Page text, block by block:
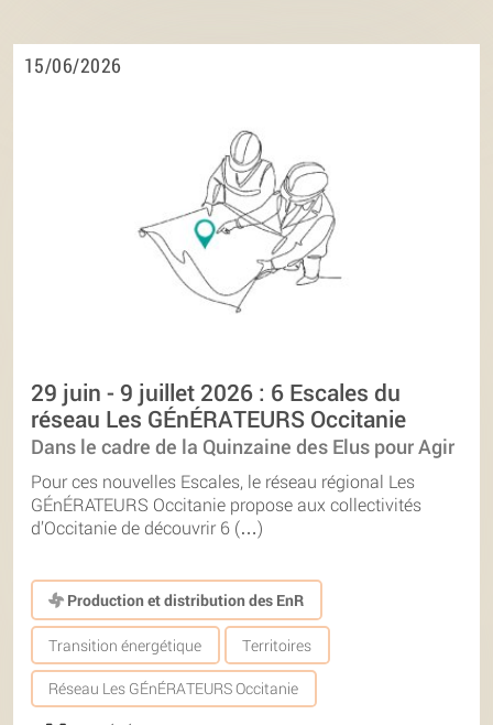
15/06/2026
29 juin - 9 juillet 2026 : 6 Escales du
réseau Les GÉnÉRATEURS Occitanie
Dans le cadre de la Quinzaine des Elus pour Agir
Pour ces nouvelles Escales, le réseau régional Les
GÉnÉRATEURS Occitanie propose aux collectivités
d’Occitanie de découvrir 6 (…)
Production et distribution des EnR
Transition énergétique Territoires
Réseau Les GÉnÉRATEURS Occitanie